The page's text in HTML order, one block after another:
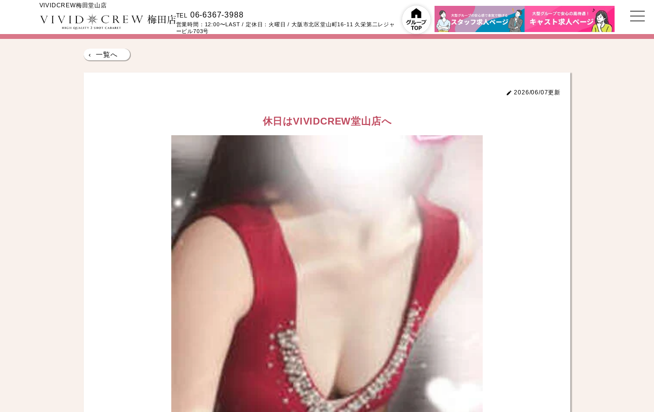
VIVIDCREW梅田堂山店
TEL 06-6367-3988
営業時間： 12:00〜LAST / 定休日：火曜日 /大阪市北区堂山町16-11 久栄第二レジャ
ービル703号
‹ 一覧へ
2026/06/07更新
休日はVIVIDCREW堂山店へ